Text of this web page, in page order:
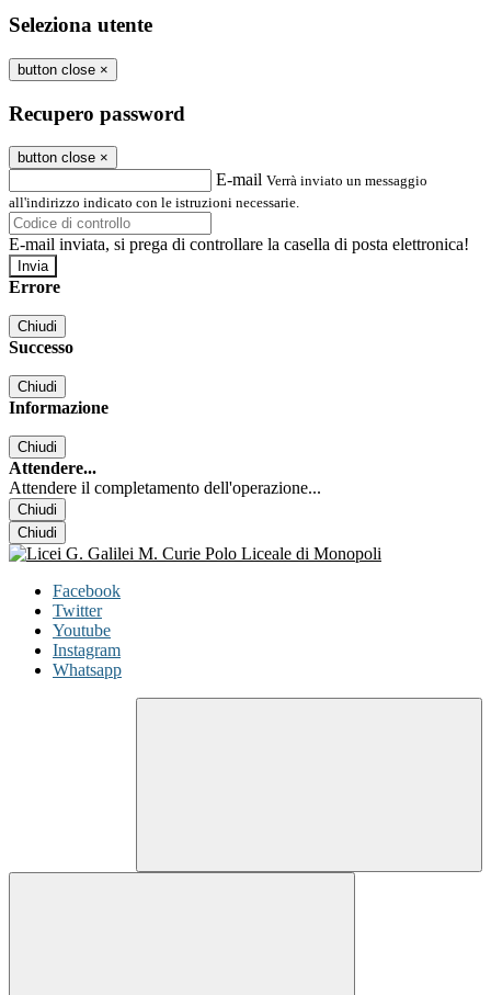
Seleziona utente
button close ×
Recupero password
button close ×
E-mail Verrà inviato un messaggio
all'indirizzo indicato con le istruzioni necessarie.
E-mail inviata, si prega di controllare la casella di posta elettronica!
Errore
Chiudi
Successo
Chiudi
Informazione
Chiudi
Attendere...
Attendere il completamento dell'operazione...
Chiudi
Chiudi
Facebook
Twitter
Youtube
Instagram
Whatsapp